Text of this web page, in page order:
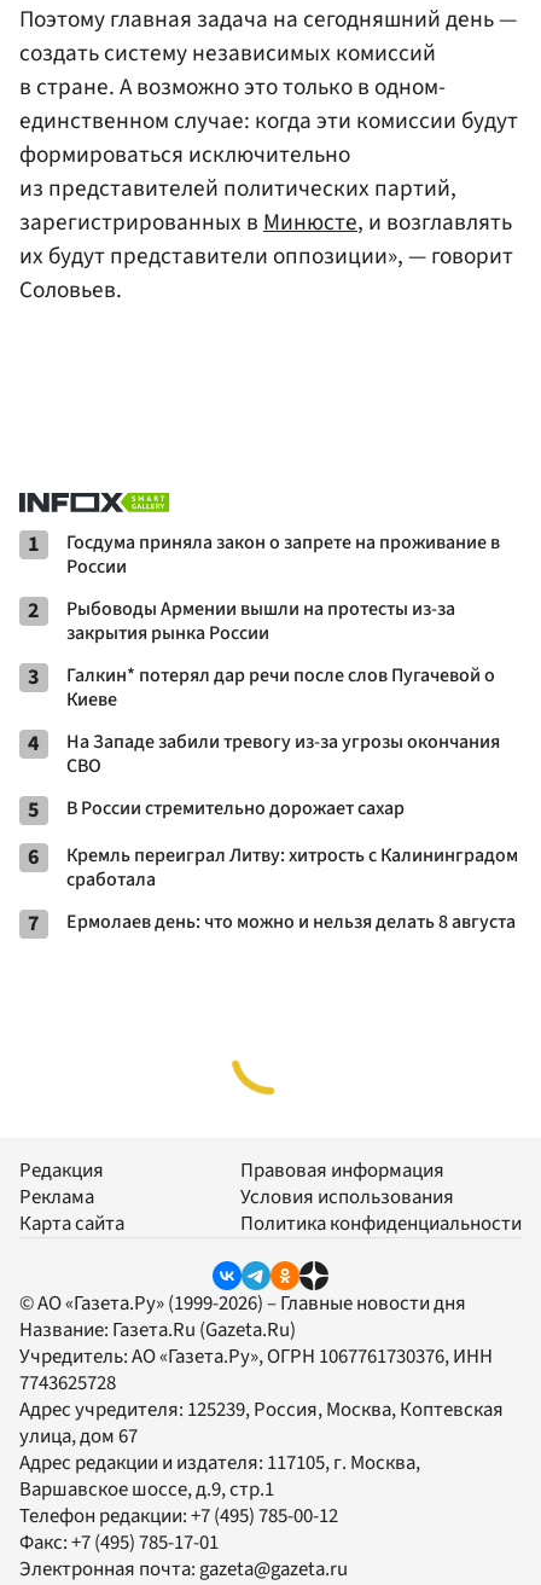
Поэтому главная задача на сегодняшний день —
создать систему независимых комиссий
в стране. А возможно это только в одном-
единственном случае: когда эти комиссии будут
формироваться исключительно
из представителей политических партий,
зарегистрированных вМинюсте, и возглавлять
их будут представители оппозиции», — говорит
Соловьев.
1
Госдума приняла закон о запрете на проживание в
России
2
Рыбоводы Армении вышли на протесты из-за
закрытия рынка России
3
Галкин* потерял дар речи после слов Пугачевой о
Киеве
4
На Западе забили тревогу из-за угрозы окончания
СВО
5 В России стремительно дорожает сахар
6
Кремль переиграл Литву: хитрость с Калининградом
сработала
7 Ермолаев день: что можно и нельзя делать 8 августа
Редакция
Реклама
Карта сайта
Правовая информация
Условия использования
Политика конфиденциальности
© АО «Газета.Ру» (1999-2026) – Главные новости дня
Название: Газета.Ru (Gazeta.Ru)
Учредитель:АО «Газета.Ру», ОГРН 1067761730376, ИНН
7743625728
Адрес учредителя: 125239, Россия, Москва, Коптевская
улица, дом 67
Адрес редакции и издателя: 117105, г. Москва,
Варшавское шоссе, д.9, стр.1
Телефон редакции:+7 (495) 785-00-12
Факс:+7 (495) 785-17-01
Электронная почта:gazeta@gazeta.ru